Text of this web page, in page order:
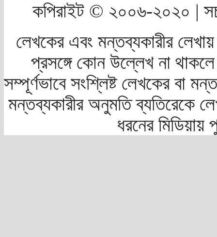
কপিরাইট © ২০০৬-২০২০ |
লেখকের এবং মন্তব্যকারীর
প্রসঙ্গে কোন উল্লেখ না
সম্পূর্ণভাবে সংশ্লিষ্ট লেখকের বা
মন্তব্যকারীর অনুমতি ব্যতিরেকে
ধরনের মিডিয়ায়